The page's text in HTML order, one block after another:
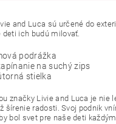
and Luca sú určené do
deti ich budú milovať.
podrážka
na suchý zips
stielka
značky Livie and Luca je nie
šírenie radosti. Svoj podnik
bol svet pre naše deti